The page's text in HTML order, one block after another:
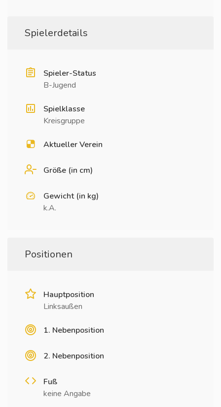
Spielerdetails
Spieler-Status
B-Jugend
Spielklasse
Kreisgruppe
Aktueller Verein
Größe (in cm)
Gewicht (in kg)
k.A.
Positionen
Hauptposition
Linksaußen
1. Nebenposition
2. Nebenposition
Fuß
keine Angabe